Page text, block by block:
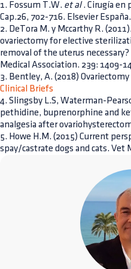
1. Fossum T.W. et al. Cirugía en
Cap.26, 702-716. Elsevier España.
2. DeTora M. y Mccarthy R.
ovariectomy for elective
removal of the uterus
Medical Association. 239: 1409-
3. Bentley, A. (2018)
Clinical Briefs
4. Slingsby L.S, Waterman-
pethidine, buprenorphine and
analgesia after
5. Howe H.M. (2015) Current
spay/castrate dogs and cats. Vet